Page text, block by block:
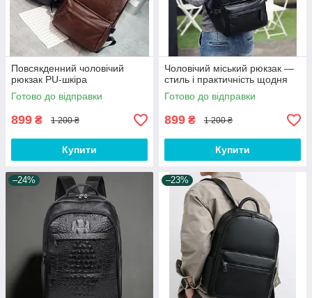
Повсякденний чоловічий
рюкзак PU-шкіра
Готово до відправки
899 ₴ 1 200 ₴
Купити
Чоловічий міський рюкзак —
стиль і практичність щодня
Готово до відправки
899 ₴ 1 200 ₴
Купити
–24% –23%